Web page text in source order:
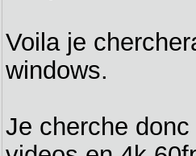
Voila je
windows.
Je cherche